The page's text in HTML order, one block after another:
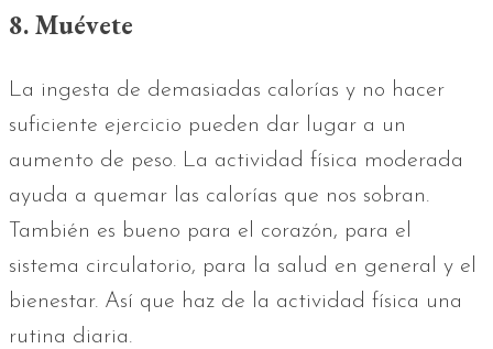
8. Muévete
La ingesta de demasiadas calorías y no hacer
suficiente ejercicio pueden dar lugar a un
aumento de peso. La actividad física moderada
ayuda a quemar las calorías que nos sobran.
También es bueno para el corazón, para el
sistema circulatorio, para la salud en general y el
bienestar. Así que haz de la actividad física una
rutina diaria.